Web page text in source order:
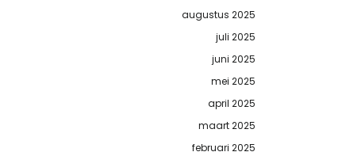
augustus 2025
juli 2025
juni 2025
mei 2025
april 2025
maart 2025
februari 2025